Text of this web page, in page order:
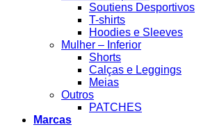
Soutiens Desportivos
T-shirts
Hoodies e Sleeves
Mulher – Inferior
Shorts
Calças e Leggings
Meias
Outros
PATCHES
Marcas